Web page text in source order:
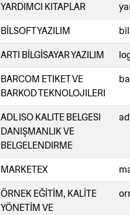
YARDIMCI KITAPLAR
BİLSOFT YAZILIM
ARTI BİLGİSAYAR YAZILIM
BARCOM ETIKET VE
BARKOD TEKNOLOJILERI
ADL ISO KALITE BELGESI
DANIŞMANLIK VE
BELGELENDIRME
MARKETEX
ÖRNEK EĞİTİM, KALİTE
YÖNETİM VE